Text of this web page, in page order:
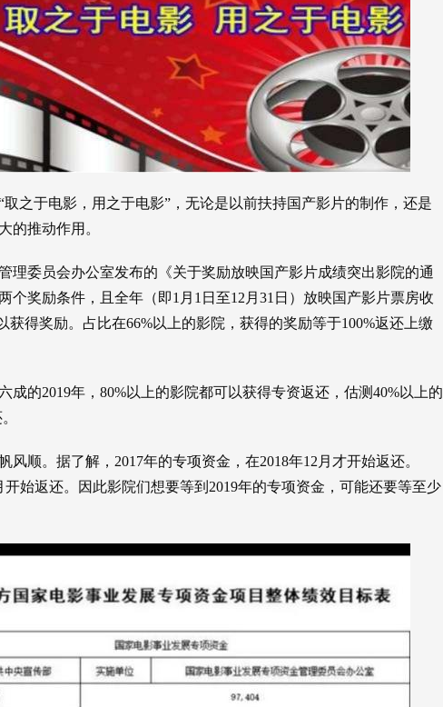
之于电影，用之于电影”，无论是以前扶持国产影片的制作，还是
的推动作用。
理委员会办公室发布的《关于奖励放映国产影片成绩突出影院的通
个奖励条件，且全年（即1月1日至12月31日）放映国产影片票房收
获得奖励。占比在66%以上的影院，获得的奖励等于100%返还上缴
成的2019年，80%以上的影院都可以获得专资返还，估测40%以上的
顺。据了解，2017年的专项资金，在2018年12月才开始返还。
开始返还。因此影院们想要等到2019年的专项资金，可能还要等至少